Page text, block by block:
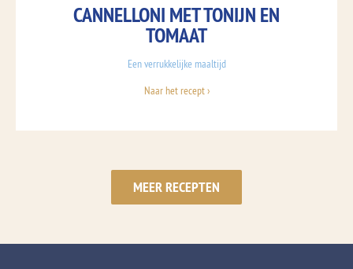
CANNELLONI MET TONIJN EN
TOMAAT
Een verrukkelijke maaltijd
Naar het recept ›
MEER RECEPTEN